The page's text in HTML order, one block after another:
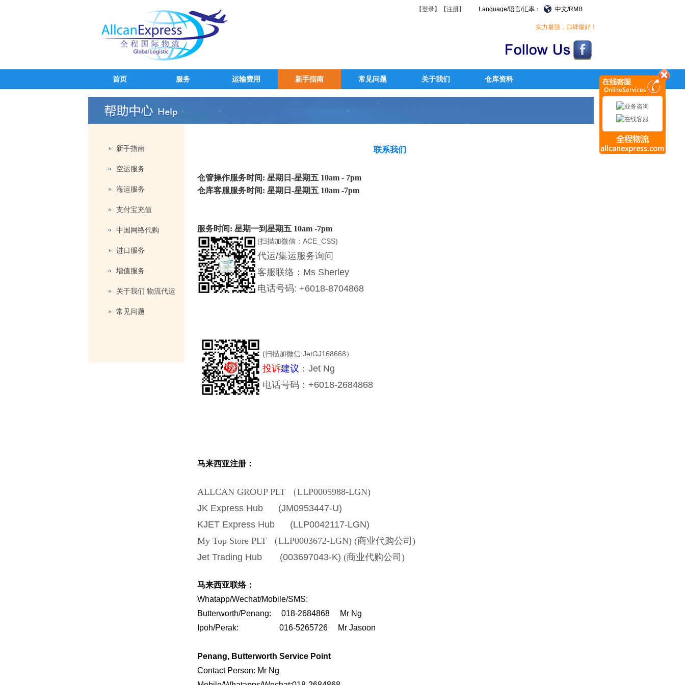
【登录】 【注册】 Language/语言/汇率： 中文/RMB
实力最强，口碑最好！
首页 服务 运输费用 新手指南 常见问题 关于我们 仓库资料
新手指南
空运服务
海运服务
支付宝充值
中国网络代购
进口服务
增值服务
关于我们 物流代运
常见问题
联系我们
仓管操作服务时间: 星期日-星期五 10am - 7pm
仓库客服服务时间: 星期日-星期五 10am -7pm
服务时间: 星期一到星期五 10am -7pm
(扫描加微信：ACE_CSS)
代运/集运服务询问
客服联络： Ms Sherley
电话号码: +6018-8704868
(扫描加微信:JetGJ168668）
投诉建议 ：Jet Ng
电话号码：+6018-2684868
马来西亚注册：
ALLCAN GROUP PLT （LLP0005988-LGN)
JK Express Hub (JM0953447-U)
KJET Express Hub (LLP0042117-LGN)
My Top Store PLT （LLP0003672-LGN) (商业代购公司)
Jet Trading Hub (003697043-K) (商业代购公司)
马来西亚联络：
Whatapp/Wechat/Mobile/SMS:
Butterworth/Penang: 018-2684868 Mr Ng
Ipoh/Perak: 016-5265726 Mr Jasoon
Penang, Butterworth Service Point
Contact Person: Mr Ng